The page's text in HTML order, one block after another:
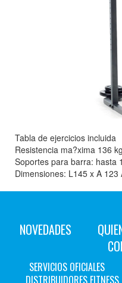
Tabla de ejercicios incluida
Resistencia ma?xima 136
Soportes para barra: hasta
Dimensiones: L145 x A 123
NOVEDADES
SERVICIOS OFICIALES
DISTRIBUIDORES FITNESS